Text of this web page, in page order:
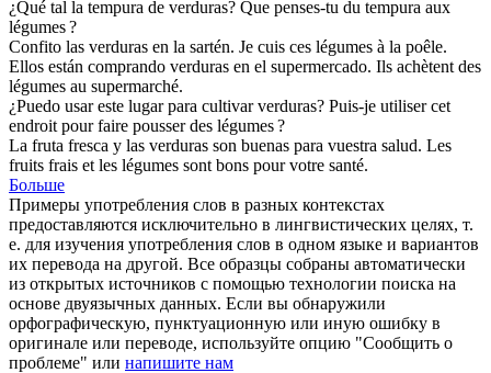
¿Qué tal la tempura de verduras? Que penses-tu du tempura aux
légumes?
Confito las verduras en la sartén. Je cuis ces légumes à la poêle.
Ellos están comprando verduras en el supermercado. Ils achètent des
légumes au supermarché.
¿Puedo usar este lugar para cultivarverduras? Puis-je utiliser cet
endroit pour faire pousser des légumes?
La fruta fresca y las verduras son buenas para vuestra salud. Les
fruits frais et les légumes sont bons pour votre santé.
Больше
Примеры употребления слов в разных контекстах
предоставляются исключительно в лингвистических целях, т.
е. для изучения употребления слов в одном языке и вариантов
их перевода на другой. Все образцы собраны автоматически
из открытых источников с помощью технологии поиска на
основе двуязычных данных. Если вы обнаружили
орфографическую, пунктуационную или иную ошибку в
оригинале или переводе, используйте опцию "Сообщить о
проблеме" или напишите нам